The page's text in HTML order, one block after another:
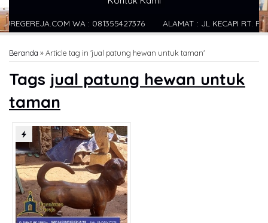
WA : 081355427376 ALAMAT : JL KECAPI RT. RW .4
Beranda »Article tag in 'jual patung hewan untuk taman'
Tags jual patung hewan untuk
taman